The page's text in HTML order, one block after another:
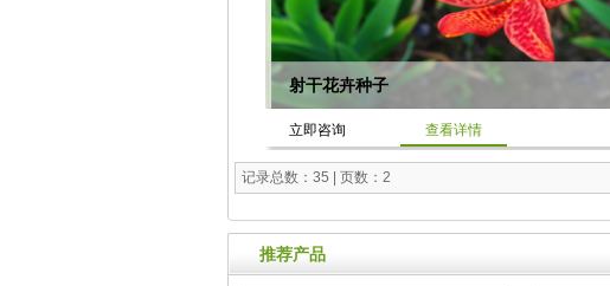
射干花卉种子
立即咨询 查看详情
记录总数：35 | 页数：2
推荐产品